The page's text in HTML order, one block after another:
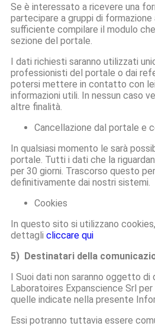
Se è interessato a ricevere una
partecipare a gruppi di formazione
sufficiente compilare il modulo
sezione del portale.
I dati richiesti saranno utilizzati
professionisti del portale o dai
potersi mettere in contatto con
informazioni utili. In nessun caso
altre finalità.
Cancellazione dal portale e
In qualsiasi momento le sarà
portale. Tutti i dati che la
per 30 giorni. Trascorso questo
definitivamente dai nostri sistemi.
Cookies
In questo sito si utilizzano
dettagli cliccare qui
5) Destinatari della
I Suoi dati non saranno oggetto
Laboratoires Expanscience Srl
quelle indicate nella presente
Essi potranno tuttavia essere